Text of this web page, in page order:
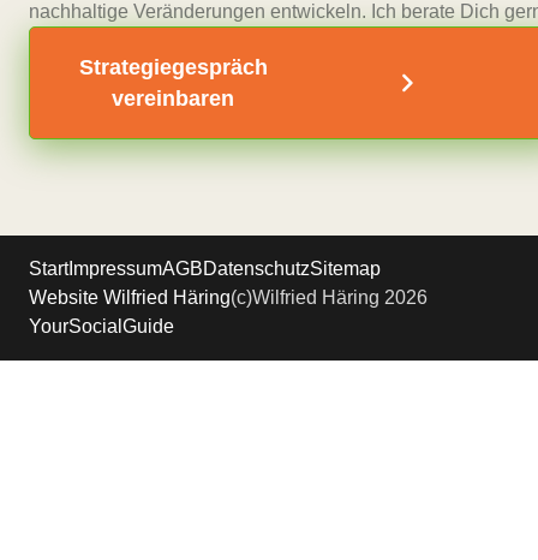
nachhaltige Veränderungen entwickeln. Ich berate Dich
Strategiegespräch
vereinbaren
StartImpressumAGBDatenschutzSitemap
Website Wilfried Häring(c)Wilfried Häring 2026
YourSocialGuide